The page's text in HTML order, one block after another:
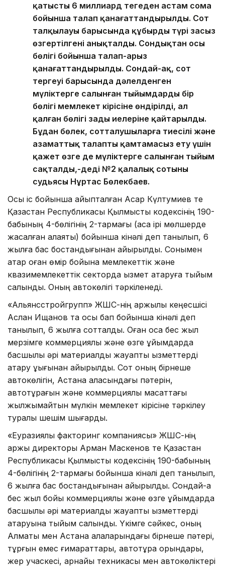
қатысты 6 миллиард теңгеден астам сома
бойынша талап қанағаттандырылды. Сот
талқылауы барысында құбырдың түрі заңсыз
өзгертілгені анықталды. Сондықтан осы
бөлігі бойынша талап-арыз
қанағаттандырылды. Сондай-ақ, сот
тергеуі барысында дәлелденген
мүліктерге салынған тыйымдардың бір
бөлігі мемлекет кірісіне өндірілді, ал
қалған бөлігі заңды иелеріне қайтарылды.
Бұдан бөлек, сотталушыларға тиесілі және
азаматтық талапты қамтамасыз ету үшін
қажет өзге де мүліктерге салынған тыйым
сақталды,-деді №2 қалалық сотының
судьясы Нұртас Бөлекбаев.
Осы іс бойынша айыпталған Асқар Күлтумиев те
Қазақстан Республикасы Қылмыстық кодексінің 190-
бабының 4-бөлігінің 2-тармағы (аса ірі мөлшерде
жасалған алаяқтық) бойынша кінәлі деп танылып, 6
жылға бас бостандығынан айырылды. Сонымен
қатар оған өмір бойына мемлекеттік және
квазимемлекеттік секторда қызмет атқаруға тыйым
салынды. Оның автокөлігі тәркіленеді.
«Альянсстройгрупп» ЖШС-нің қаржылық кеңесшісі
Аслан Ищанов та осы бап бойынша кінәлі деп
танылып, 6 жылға сотталды. Оған қоса бес жыл
мерзімге коммерциялық және өзге ұйымдарда
басшылық әрі материалдық жауапты қызметтерді
атқару құқығынан айырылды. Сот оның бірнеше
автокөлігін, Астана қаласындағы пәтерін,
автотұрағын және коммерциялық мақсаттағы
жылжымайтын мүлкін мемлекет кірісіне тәркілеу
туралы шешім шығарды.
«Еуразиялық факторинг компаниясы» ЖШС-нің
қаржы директоры Арман Маскенов те Қазақстан
Республикасы Қылмыстық кодексінің 190-бабының
4-бөлігінің 2-тармағы бойынша кінәлі деп танылып,
6 жылға бас бостандығынан айырылды. Сондай-ақ
бес жыл бойы коммерциялық және өзге ұйымдарда
басшылық әрі материалдық жауапты қызметтерді
атқаруына тыйым салынды. Үкімге сәйкес, оның
Алматы мен Астана қалаларындағы бірнеше пәтері,
тұрғын емес ғимараттары, автотұрақ орындары,
жер учаскесі, арнайы техникасы мен автокөліктері